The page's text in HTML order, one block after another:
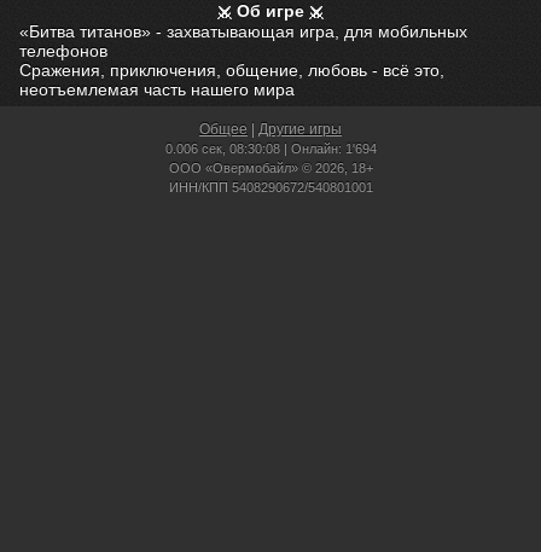
Об игре
«Битва титанов» - захватывающая игра, для мобильных
телефонов
Сражения, приключения, общение, любовь - всё это,
неотъемлемая часть нашего мира
Общее Другие игры
0.006 сек, 08:30:08 | Онлайн: 1'694
ООО «Овермобайл» © 2026, 18+
ИНН/КПП 5408290672/540801001